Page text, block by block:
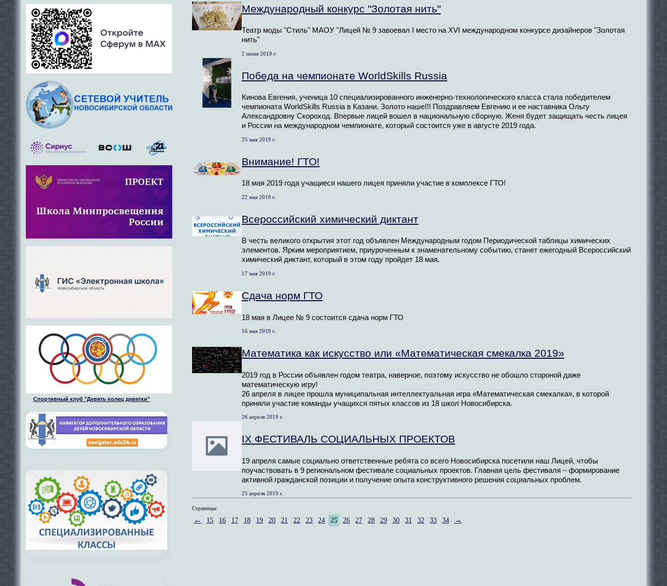
Спортивный клуб "Девять колец девятки"
Международный конкурс "Золотая нить"
Театр моды "Стиль" МАОУ "Лицей № 9 завоевал I место на XVI международном конкурсе дизайнеров "Золотая
нить"
2 июня 2019 г.
Победа на чемпионате WorldSkills Russia
Кинова Евгения, ученица 10 специализированного инженерно-технологического класса стала победителем
чемпионата WorldSkills Russia в Казани. Золото наше!!! Поздравляем Евгению и ее наставника Ольгу
Александровну Скороход. Впервые лицей вошел в национальную сборную. Женя будет защищать честь лицея
и России на международном чемпионате, который состоится уже в августе 2019 года.
25 мая 2019 г.
Внимание! ГТО!
18 мая 2019 года учащиеся нашего лицея приняли участие в комплексе ГТО!
22 мая 2019 г.
Всероссийский химический диктант
В честь великого открытия этот год объявлен Международным годом Периодической таблицы химических
элементов. Ярким мероприятием, приуроченным к знаменательному событию, станет ежегодный Всероссийский
химический диктант, который в этом году пройдет 18 мая.
17 мая 2019 г.
Сдача норм ГТО
18 мая в Лицее № 9 состоится сдача норм ГТО
16 мая 2019 г.
Математика как искусство или «Математическая смекалка 2019»
2019 год в России объявлен годом театра, наверное, поэтому искусство не обошло стороной даже
математическую игру!
26 апреля в лицее прошла муниципальная интеллектуальная игра «Математическая смекалка», в которой
приняли участие команды учащихся пятых классов из 18 школ Новосибирска.
26 апреля 2019 г.
IX ФЕСТИВАЛЬ СОЦИАЛЬНЫХ ПРОЕКТОВ
19 апреля самые социально ответственные ребята со всего Новосибирска посетили наш Лицей, чтобы
поучаствовать в 9 региональном фестивале социальных проектов. Главная цель фестиваля – формирование
активной гражданской позиции и получение опыта конструктивного решения социальных проблем.
25 апреля 2019 г.
Страницы:
← 15 16 17 18 19 20 21 22 23 24 25 26 27 28 29 30 31 32 33 34 →